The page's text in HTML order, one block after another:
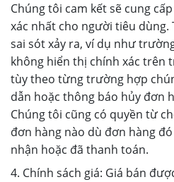
Chúng tôi cam kết sẽ cung
xác nhất cho người tiêu dùng.
sai sót xảy ra, ví dụ như
không hiển thị chính xác trên
tùy theo từng trường hợp
dẫn hoặc thông báo hủy đơn
Chúng tôi cũng có quyền từ
đơn hàng nào dù đơn hàng
nhận hoặc đã thanh toán.
4. Chính sách giá: Giá bán